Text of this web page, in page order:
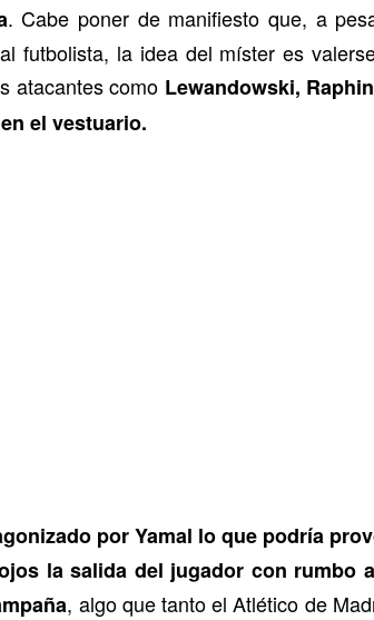
. Cabe poner de manifiesto que, a
futbolista, la idea del míster es
atacantes como Lewandowski,
el vestuario.
por Yamal lo que podría
la salida del jugador con rumbo
, algo que tanto el Atlético de